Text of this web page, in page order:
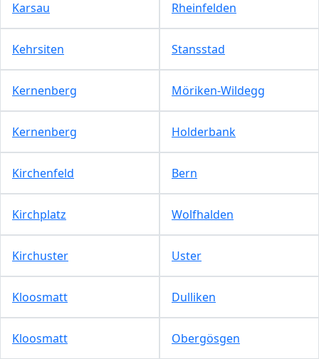
Karsau Rheinfelden
Kehrsiten Stansstad
Kernenberg Möriken-Wildegg
Kernenberg Holderbank
Kirchenfeld Bern
Kirchplatz Wolfhalden
Kirchuster Uster
Kloosmatt Dulliken
Kloosmatt Obergösgen